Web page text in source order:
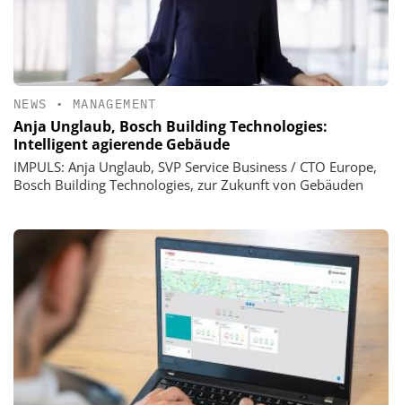
NEWS • MANAGEMENT
Anja Unglaub, Bosch Building Technologies:
Intelligent agierende Gebäude
IMPULS: Anja Unglaub, SVP Service Business / CTO Europe,
Bosch Building Technologies, zur Zukunft von Gebäuden